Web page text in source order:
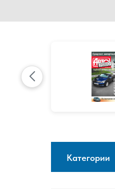
Категории